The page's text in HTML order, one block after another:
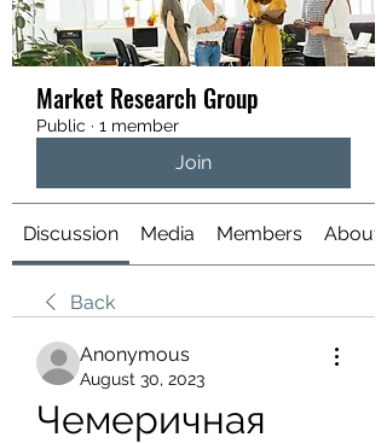
Market Research Group
Public · 1 member
Join
Discussion Media Members About
Back
Anonymous
August 30, 2023
Чемеричная